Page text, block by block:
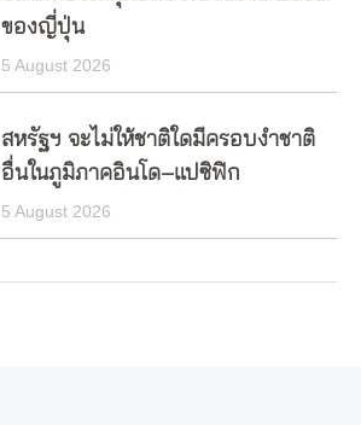
ของญี่ปุ่น
5 August 2026
สหรัฐฯ จะไม่ให้ชาติใดมีครอบงำชาติ
อื่นในภูมิภาคอินโด–แปซิฟิก
5 August 2026